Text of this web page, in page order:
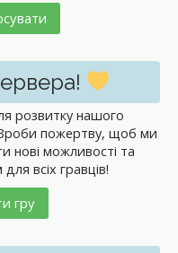
розвитку нашого
Зроби пожертву, щоб ми
нові можливості та
всіх гравців!
гру